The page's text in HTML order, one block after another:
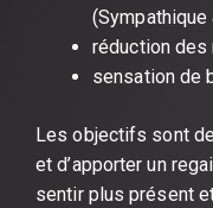
réduction
sensation de
Les objectifs sont
et d’apporter un
sentir plus présent